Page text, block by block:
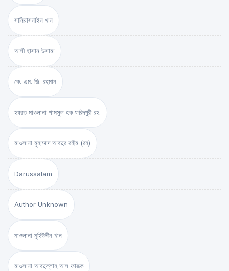
সানিয়াসনাইন খান
আলী হাসান উসামা
কে. এম. জি. রহমান
হযরত মাওলানা শামসুল হক ফরিদপুরী রহ.
মাওলানা মুহাম্মাদ আবদুর রহীম (রহ)
Darussalam
Author Unknown
মাওলানা মুহিউদ্দীন খান
মাওলানা আবদুল্লাহ আল ফারূক